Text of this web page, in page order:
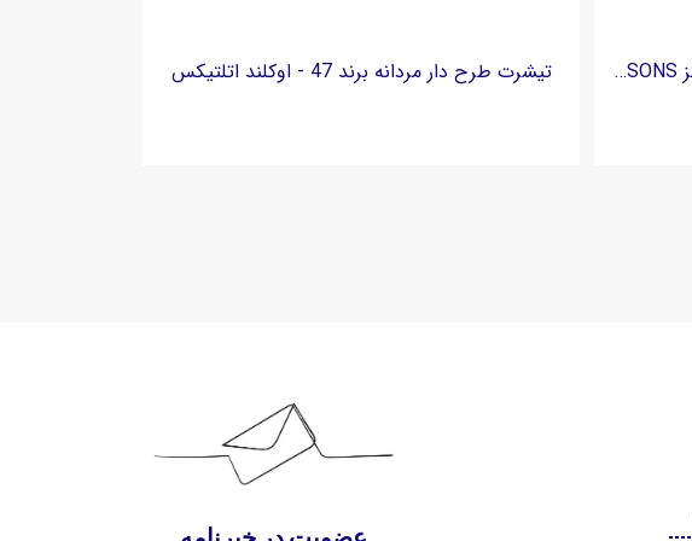
تیشرت طرح دار مردانه برند 47 - اوکلند اتلتیکس تیشرت طرح دار مردانه برند اونلی اند سانز ONLY & SONS